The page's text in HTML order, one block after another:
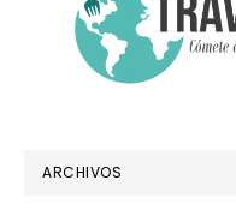
ARCHIVOS